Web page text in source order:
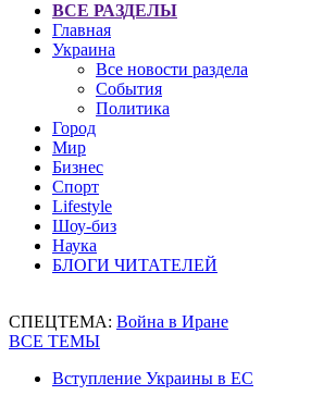
ВСЕ РАЗДЕЛЫ
Главная
Украина
Все новости раздела
События
Политика
Город
Мир
Бизнес
Спорт
Lifestyle
Шоу-биз
Наука
БЛОГИ ЧИТАТЕЛЕЙ
СПЕЦТЕМА: Война в Иране
ВСЕ ТЕМЫ
Вступление Украины в ЕС